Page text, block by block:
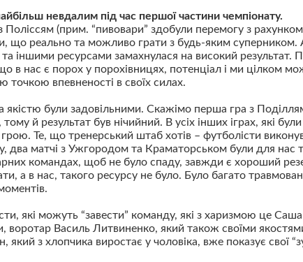
невдалим під час першої частини чемпіонату.
(прим. “пивовари” здобули перемогу з рахунком
що реально та можливо грати з будь-яким
іншими ресурсами замахнулася на високий результат.
в нас є порох у порохівницях, потенціал і ми цілком
точкою впевненості в своїх силах.
якістю були задовільними. Скажімо перша гра з
й результат був нічийний. В усіх інших іграх, які були
Те, що тренерський штаб хотів – футболісти
два матчі з Ужгородом та Краматорськом були для нас
командах, щоб не було спаду, завжди є хороший
а в нас, такого ресурсу не було. Було багато
які можуть “завести” команду, які з харизмою це
воротар Василь Литвиненко, який також своїми
з хлопчика виростає у чоловіка, вже показує свої